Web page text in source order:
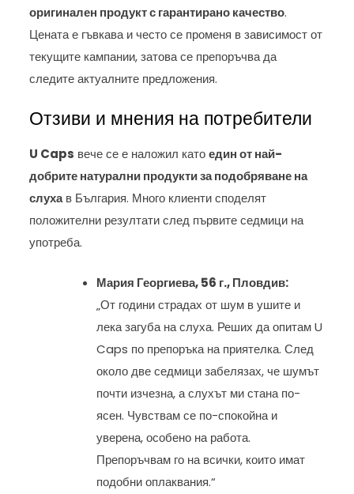
оригинален продукт с гарантирано качество.
Цената е гъвкава и често се променя в зависимост от
текущите кампании, затова се препоръчва да
следите актуалните предложения.
Отзиви и мнения на потребители
U Caps вече се е наложил катоедин от най-
добрите натурални продукти за подобряване на
слухав България. Много клиенти споделят
положителни резултати след първите седмици на
употреба.
Мария Георгиева, 56 г., Пловдив:
„От години страдах от шум в ушите и
лека загуба на слуха. Реших да опитам U
Caps по препоръка на приятелка. След
около две седмици забелязах, че шумът
почти изчезна, а слухът ми стана по-
ясен. Чувствам се по-спокойна и
уверена, особено на работа.
Препоръчвам го на всички, които имат
подобни оплаквания.“